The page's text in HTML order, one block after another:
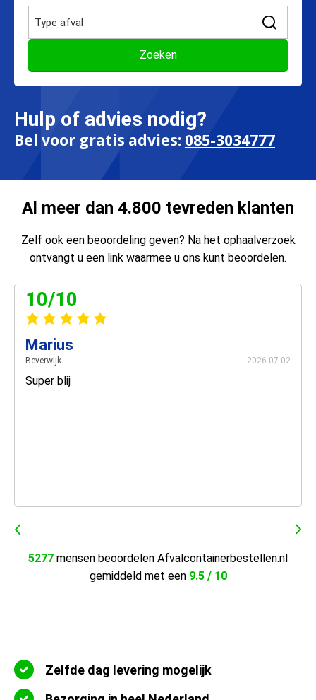
Hulp of advies nodig?
Bel voor gratis advies: 085-3034777
Al meer dan 4.800 tevreden klanten
Zelf ook een beoordeling geven? Na het ophaalverzoek
ontvangt u een link waarmee u ons kunt beoordelen.
10/10
Marius
Beverwijk 2026-07-02
Super blij
5277 mensen beoordelen Afvalcontainerbestellen.nl
gemiddeld met een 9.5 / 10
Zelfde dag levering mogelijk